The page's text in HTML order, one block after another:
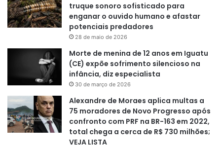
truque sonoro sofisticado para
enganar o ouvido humano e afastar
potenciais predadores
28 de maio de 2026
Morte de menina de 12 anos em Iguatu
(CE) expõe sofrimento silencioso na
infância, diz especialista
30 de março de 2026
Alexandre de Moraes aplica multas a
75 moradores de Novo Progresso após
confronto com PRF na BR-163 em 2022,
total chega a cerca de R$ 730 milhões;
VEJA LISTA